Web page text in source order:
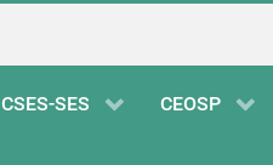
CSES-SES CEOSP